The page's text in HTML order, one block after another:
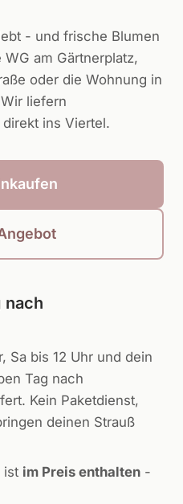
- und frische Blumen
am Gärtnerplatz,
oder die Wohnung in
liefern
ins Viertel.
nach
Sa bis 12 Uhr und dein
Tag nach
Kein Paketdienst,
deinen Strauß
ist im Preis enthalten -